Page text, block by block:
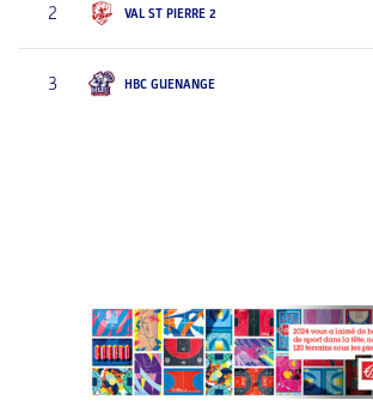
2 VAL ST PIERRE 2
3 HBC GUENANGE